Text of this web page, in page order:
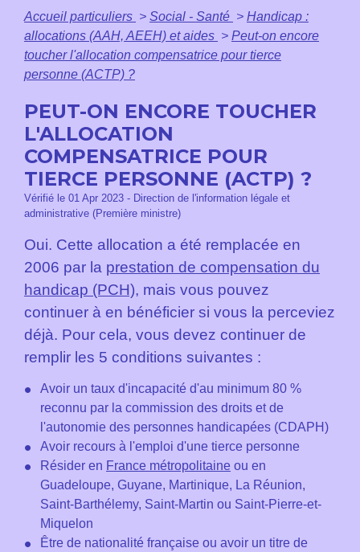
Accueil particuliers > Social - Santé > Handicap :
allocations (AAH, AEEH) et aides > Peut-on encore
toucher l'allocation compensatrice pour tierce
personne (ACTP) ?
PEUT-ON ENCORE TOUCHER
L'ALLOCATION
COMPENSATRICE POUR
TIERCE PERSONNE (ACTP) ?
Vérifié le 01 Apr 2023 - Direction de l'information légale et
administrative (Première ministre)
Oui. Cette allocation a été remplacée en
2006 par la prestation de compensation du
handicap (PCH), mais vous pouvez
continuer à en bénéficier si vous la perceviez
déjà. Pour cela, vous devez continuer de
remplir les 5 conditions suivantes :
Avoir un taux d'incapacité d'au minimum 80 %
reconnu par la commission des droits et de
l'autonomie des personnes handicapées (CDAPH)
Avoir recours à l'emploi d'une tierce personne
Résider en France métropolitaine ou en
Guadeloupe, Guyane, Martinique, La Réunion,
Saint-Barthélemy, Saint-Martin ou Saint-Pierre-et-
Miquelon
Être de nationalité française ou avoir un titre de